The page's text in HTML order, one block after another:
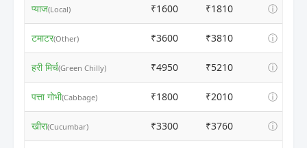
प्याज(Local) ₹1600 ₹1810 ⓘ
टमाटर(Other) ₹3600 ₹3810 ⓘ
हरी मिर्च(Green Chilly) ₹4950 ₹5210 ⓘ
पत्ता गोभी(Cabbage) ₹1800 ₹2010 ⓘ
खीरा(Cucumbar) ₹3300 ₹3760 ⓘ